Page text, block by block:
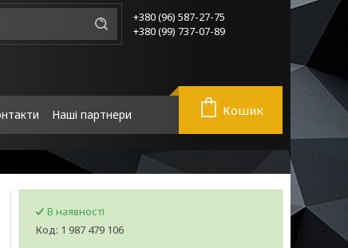
+380 (96) 587-27-75
+380 (99) 737-07-89
Наші партнери Кошик
В наявності
Код: 1 987 479 106